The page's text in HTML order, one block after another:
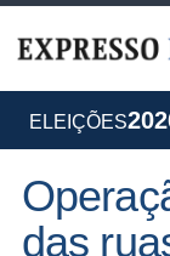
ELEIÇÕES
das